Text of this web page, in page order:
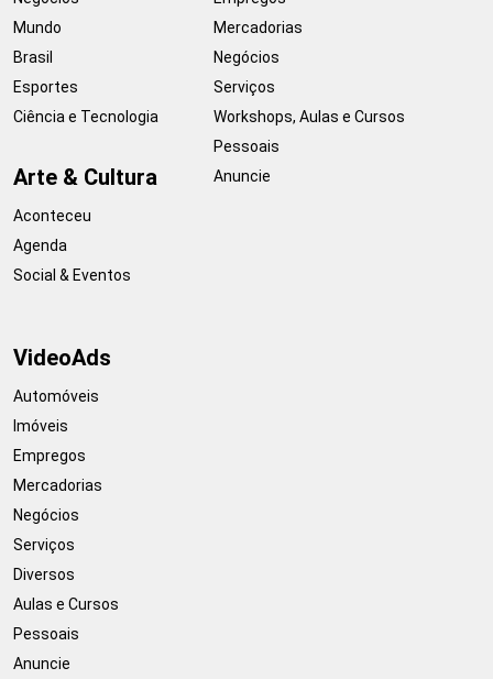
Mundo
Brasil
Esportes
Ciência e Tecnologia
Arte & Cultura
Aconteceu
Agenda
Social & Eventos
Mercadorias
Negócios
Serviços
Workshops, Aulas e Cursos
Pessoais
Anuncie
VideoAds
Automóveis
Imóveis
Empregos
Mercadorias
Negócios
Serviços
Diversos
Aulas e Cursos
Pessoais
Anuncie